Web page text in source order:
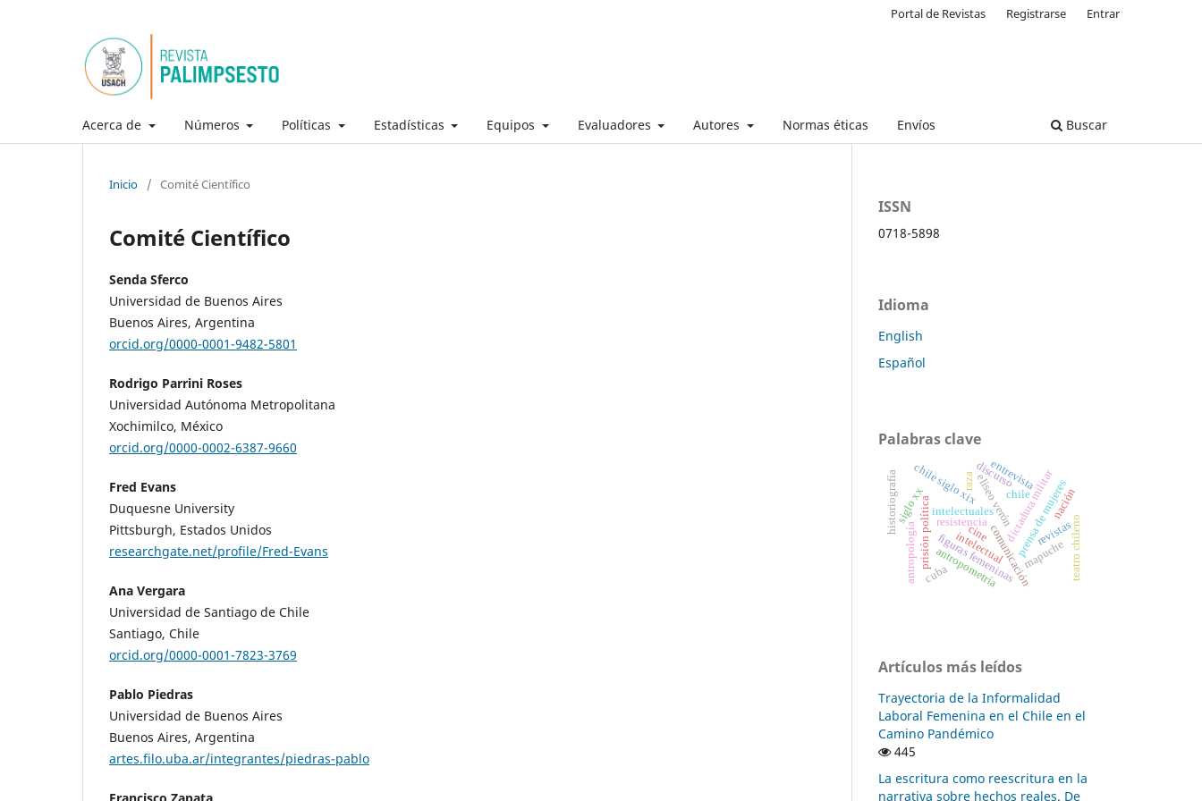
Acerca de Números Políticas Estadísticas Equipos Evaluadores Autores Normas éticas Envíos Buscar
Portal de Revistas Registrarse Entrar
Inicio / Comité Científico
Comité Científico
Senda Sferco
Universidad de Buenos Aires
Buenos Aires, Argentina
orcid.org/0000-0001-9482-5801
Rodrigo Parrini Roses
Universidad Autónoma Metropolitana
Xochimilco, México
orcid.org/0000-0002-6387-9660
Fred Evans
Duquesne University
Pittsburgh, Estados Unidos
researchgate.net/profile/Fred-Evans
Ana Vergara
Universidad de Santiago de Chile
Santiago, Chile
orcid.org/0000-0001-7823-3769
Pablo Piedras
Universidad de Buenos Aires
Buenos Aires, Argentina
artes.filo.uba.ar/integrantes/piedras-pablo
ISSN
0718-5898
Idioma
English
Español
Palabras clave
intelectuales
comunicación
eliseo verón
intelectual
prisión política dictadura militar
resistencia
figuras femeninasprensa de mujeres
chile siglo xix
siglo xx chile
raza
antropometría
antropología mapuche
revistas
nación
cuba
discurso
cine teatro chileno
entrevista
historiografía
Artículos más leídos
Trayectoria de la Informalidad
Laboral Femenina en el Chile en el
Camino Pandémico
445
La escritura como reescritura en la
narrativa sobre hechos reales. De